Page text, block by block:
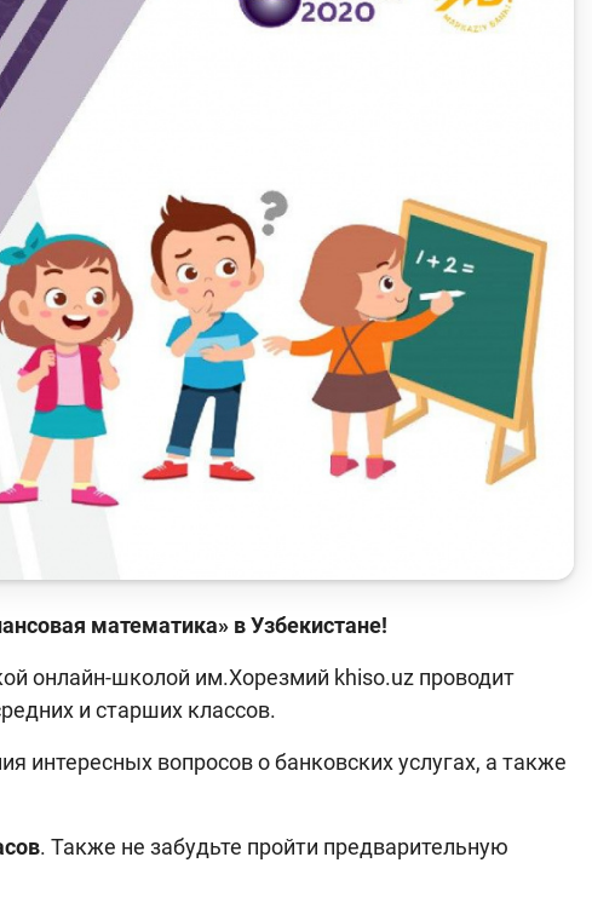
Олимпиады и чемпионаты
Проекты в СМИ
Учебные материалы
Интерактивные
услуги
Фотогалерея
О проекте
Поиск по сайту
математика» в Узбекистане!
онлайн-школой им.Хорезмий khiso.uz проводит
и старших классов.
интересных вопросов о банковских услугах, а также
. Также не забудьте пройти предварительную